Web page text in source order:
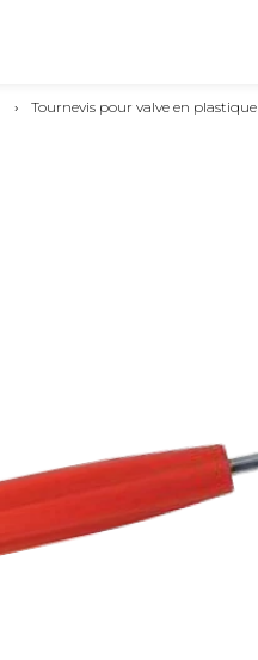
› Tournevis pour valve en plastique